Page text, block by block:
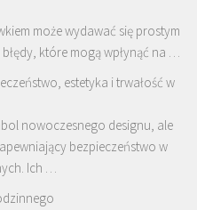
może wydawać się prostym
które mogą wpłynąć na …
estetyka i trwałość w
nowoczesnego designu, ale
bezpieczeństwo w
Ich …